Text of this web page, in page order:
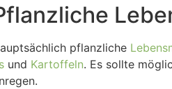
pflanzliche
und Kartoffeln. Es sollte